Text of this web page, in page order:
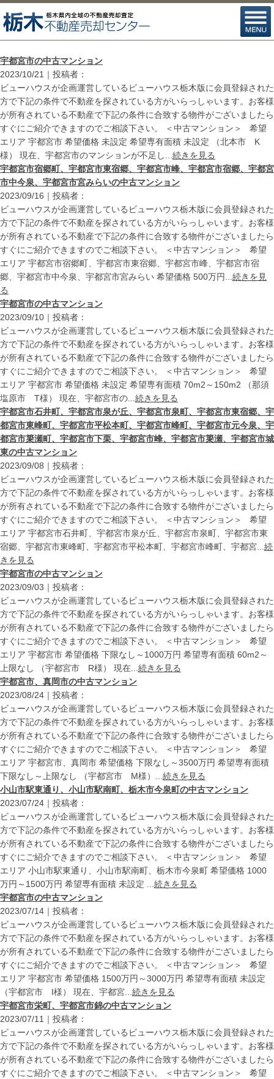
宇都宮市の中古マンション
2023/10/21｜投稿者：
ビューハウスが企画運営しているビューハウス栃木版に会員登録された
方で下記の条件で不動産を探されている方がいらっしゃいます。お客様
が所有されている不動産で下記の条件に合致する物件がございましたら
すぐにご紹介できますのでご相談下さい。 ＜中古マンション＞ 希望
エリア 宇都宮市 希望価格 未設定 希望専有面積 未設定 （北本市 K
様） 現在、宇都宮市のマンションが不足し... 続きを見る
宇都宮市宿郷町、宇都宮市東宿郷、宇都宮市峰、宇都宮市宿郷、宇都宮
市中今泉、宇都宮市宮みらいの中古マンション
2023/09/16｜投稿者：
ビューハウスが企画運営しているビューハウス栃木版に会員登録された
方で下記の条件で不動産を探されている方がいらっしゃいます。お客様
が所有されている不動産で下記の条件に合致する物件がございましたら
すぐにご紹介できますのでご相談下さい。 ＜中古マンション＞ 希望
エリア 宇都宮市宿郷町、宇都宮市東宿郷、宇都宮市峰、宇都宮市宿
郷、宇都宮市中今泉、宇都宮市宮みらい 希望価格 500万円... 続きを見
る
宇都宮市の中古マンション
2023/09/10｜投稿者：
ビューハウスが企画運営しているビューハウス栃木版に会員登録された
方で下記の条件で不動産を探されている方がいらっしゃいます。お客様
が所有されている不動産で下記の条件に合致する物件がございましたら
すぐにご紹介できますのでご相談下さい。 ＜中古マンション＞ 希望
エリア 宇都宮市 希望価格 未設定 希望専有面積 70m2～150m2 （那須
塩原市 T様） 現在、宇都宮市の... 続きを見る
宇都宮市石井町、宇都宮市泉が丘、宇都宮市泉町、宇都宮市東宿郷、宇
都宮市東峰町、宇都宮市平松本町、宇都宮市峰町、宇都宮市元今泉、宇
都宮市簗瀬町、宇都宮市下栗、宇都宮市峰、宇都宮市簗瀬、宇都宮市城
東の中古マンション
2023/09/08｜投稿者：
ビューハウスが企画運営しているビューハウス栃木版に会員登録された
方で下記の条件で不動産を探されている方がいらっしゃいます。お客様
が所有されている不動産で下記の条件に合致する物件がございましたら
すぐにご紹介できますのでご相談下さい。 ＜中古マンション＞ 希望
エリア 宇都宮市石井町、宇都宮市泉が丘、宇都宮市泉町、宇都宮市東
宿郷、宇都宮市東峰町、宇都宮市平松本町、宇都宮市峰町、宇都宮... 続
きを見る
宇都宮市の中古マンション
2023/09/03｜投稿者：
ビューハウスが企画運営しているビューハウス栃木版に会員登録された
方で下記の条件で不動産を探されている方がいらっしゃいます。お客様
が所有されている不動産で下記の条件に合致する物件がございましたら
すぐにご紹介できますのでご相談下さい。 ＜中古マンション＞ 希望
エリア 宇都宮市 希望価格 下限なし～1000万円 希望専有面積 60m2～
上限なし （宇都宮市 R様） 現在... 続きを見る
宇都宮市、真岡市の中古マンション
2023/08/24｜投稿者：
ビューハウスが企画運営しているビューハウス栃木版に会員登録された
方で下記の条件で不動産を探されている方がいらっしゃいます。お客様
が所有されている不動産で下記の条件に合致する物件がございましたら
すぐにご紹介できますのでご相談下さい。 ＜中古マンション＞ 希望
エリア 宇都宮市、真岡市 希望価格 下限なし～3500万円 希望専有面積
下限なし～上限なし （宇都宮市 M様）... 続きを見る
小山市駅東通り、小山市駅南町、栃木市今泉町の中古マンション
2023/07/24｜投稿者：
ビューハウスが企画運営しているビューハウス栃木版に会員登録された
方で下記の条件で不動産を探されている方がいらっしゃいます。お客様
が所有されている不動産で下記の条件に合致する物件がございましたら
すぐにご紹介できますのでご相談下さい。 ＜中古マンション＞ 希望
エリア 小山市駅東通り、小山市駅南町、栃木市今泉町 希望価格 1000
万円～1500万円 希望専有面積 未設定 ... 続きを見る
宇都宮市の中古マンション
2023/07/14｜投稿者：
ビューハウスが企画運営しているビューハウス栃木版に会員登録された
方で下記の条件で不動産を探されている方がいらっしゃいます。お客様
が所有されている不動産で下記の条件に合致する物件がございましたら
すぐにご紹介できますのでご相談下さい。 ＜中古マンション＞ 希望
エリア 宇都宮市 希望価格 1500万円～3000万円 希望専有面積 未設定
（宇都宮市 I様） 現在、宇都宮... 続きを見る
宇都宮市栄町、宇都宮市錦の中古マンション
2023/07/11｜投稿者：
ビューハウスが企画運営しているビューハウス栃木版に会員登録された
方で下記の条件で不動産を探されている方がいらっしゃいます。お客様
が所有されている不動産で下記の条件に合致する物件がございましたら
すぐにご紹介できますのでご相談下さい。 ＜中古マンション＞ 希望